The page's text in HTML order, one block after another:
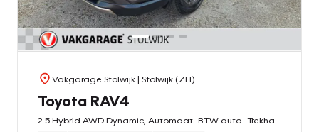
Vakgarage Stolwijk| Stolwijk (ZH)
Toyota RAV4